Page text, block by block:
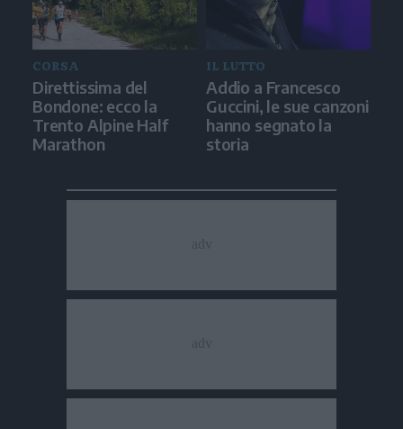
CORSA
Direttissima del
Bondone: ecco la
Trento Alpine Half
Marathon
IL LUTTO
Addio a Francesco
Guccini, le sue canzoni
hanno segnato la
storia